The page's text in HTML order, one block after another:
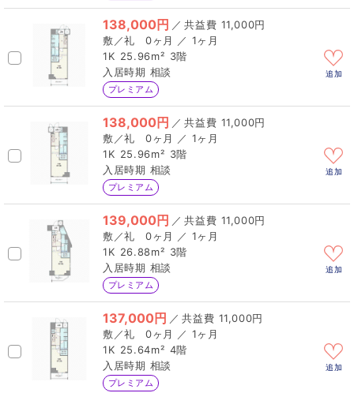
138,000円 ／
11,000円
0ヶ月 ／ 1ヶ月
1K 25.96m² 3階
相談
プレミアム
追加
138,000円 ／
11,000円
0ヶ月 ／ 1ヶ月
1K 25.96m² 3階
相談
プレミアム
追加
139,000円 ／
11,000円
0ヶ月 ／ 1ヶ月
1K 26.88m² 3階
相談
プレミアム
追加
137,000円 ／
11,000円
0ヶ月 ／ 1ヶ月
1K 25.64m² 4階
相談
プレミアム
追加